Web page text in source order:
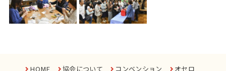
HOME 協会について コンベンション オセロ